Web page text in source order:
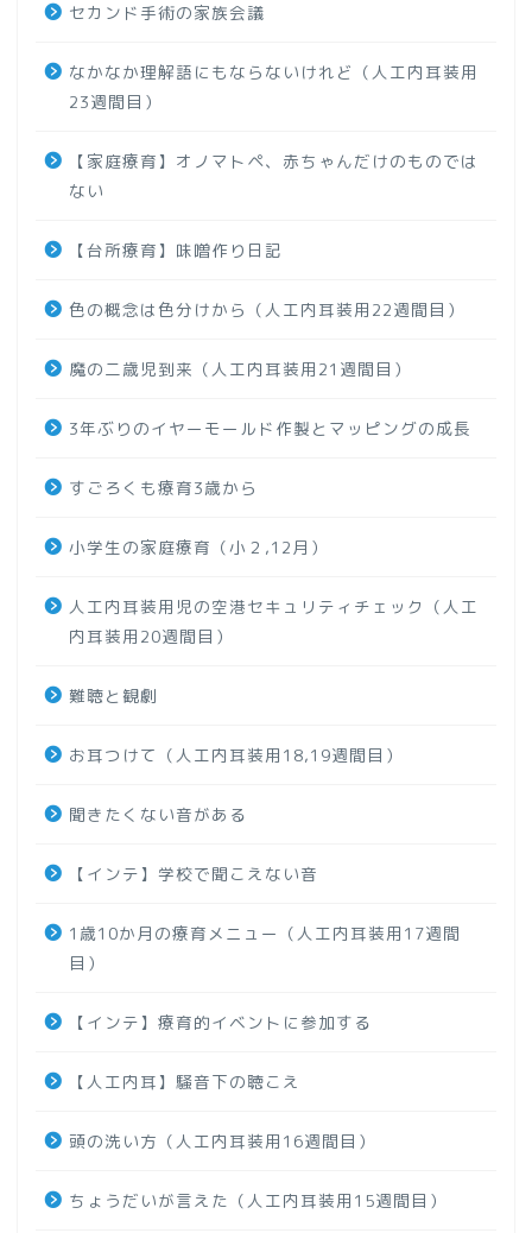
セカンド手術の家族会議
なかなか理解語にもならないけれど（人工内耳装用
23週間目）
【家庭療育】オノマトペ、赤ちゃんだけのものでは
ない
【台所療育】味噌作り日記
色の概念は色分けから（人工内耳装用22週間目）
魔の二歳児到来（人工内耳装用21週間目）
3年ぶりのイヤーモールド作製とマッピングの成長
すごろくも療育3歳から
小学生の家庭療育（小２,12月）
人工内耳装用児の空港セキュリティチェック（人工
内耳装用20週間目）
難聴と観劇
お耳つけて（人工内耳装用18,19週間目）
聞きたくない音がある
【インテ】学校で聞こえない音
1歳10か月の療育メニュー（人工内耳装用17週間
目）
【インテ】療育的イベントに参加する
【人工内耳】騒音下の聴こえ
頭の洗い方（人工内耳装用16週間目）
ちょうだいが言えた（人工内耳装用15週間目）